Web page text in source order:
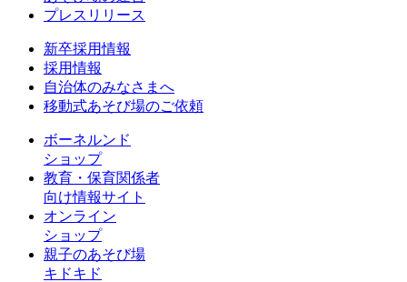
プレスリリース
新卒採用情報
採用情報
自治体のみなさまへ
移動式あそび場のご依頼
ボーネルンド
ショップ
教育・保育関係者
向け情報サイト
オンライン
ショップ
親子のあそび場
キドキド